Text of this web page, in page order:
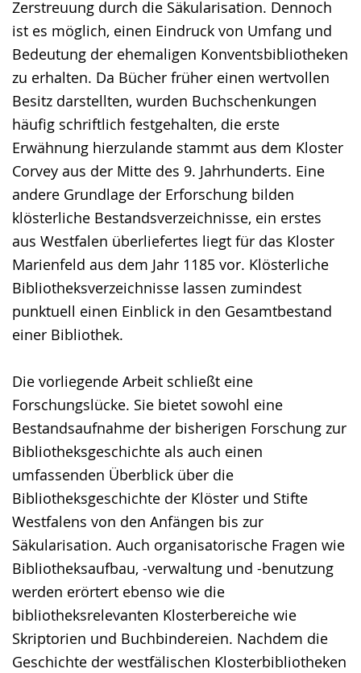
Zerstreuung durch die Säkularisation. Dennoch
ist es möglich, einen Eindruck von Umfang und
Bedeutung der ehemaligen Konventsbibliotheken
zu erhalten. Da Bücher früher einen wertvollen
Besitz darstellten, wurden Buchschenkungen
häufig schriftlich festgehalten, die erste
Erwähnung hierzulande stammt aus dem Kloster
Corvey aus der Mitte des 9. Jahrhunderts. Eine
andere Grundlage der Erforschung bilden
klösterliche Bestandsverzeichnisse, ein erstes
aus Westfalen überliefertes liegt für das Kloster
Marienfeld aus dem Jahr 1185 vor. Klösterliche
Bibliotheksverzeichnisse lassen zumindest
punktuell einen Einblick in den Gesamtbestand
einer Bibliothek.
Die vorliegende Arbeit schließt eine
Forschungslücke. Sie bietet sowohl eine
Bestandsaufnahme der bisherigen Forschung zur
Bibliotheksgeschichte als auch einen
umfassenden Überblick über die
Bibliotheksgeschichte der Klöster und Stifte
Westfalens von den Anfängen bis zur
Säkularisation. Auch organisatorische Fragen wie
Bibliotheksaufbau, -verwaltung und -benutzung
werden erörtert ebenso wie die
bibliotheksrelevanten Klosterbereiche wie
Skriptorien und Buchbindereien. Nachdem die
Geschichte der westfälischen Klosterbibliotheken